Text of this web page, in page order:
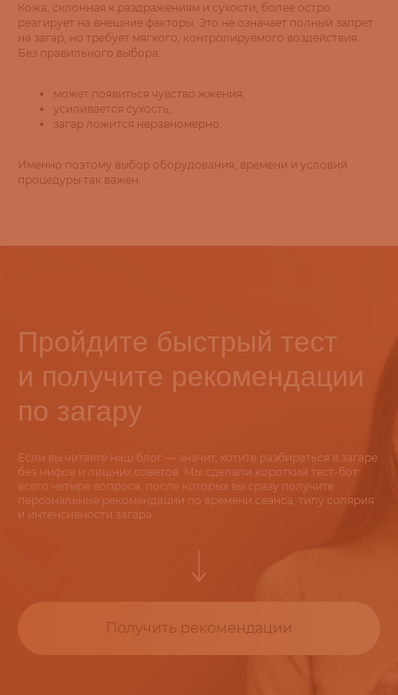
Кожа, склонная к раздражениям и сухости, более остро
реагирует на внешние факторы. Это не означает полный запрет
на загар, но требует мягкого, контролируемого воздействия.
Без правильного выбора:
может появиться чувство жжения,
усиливается сухость,
загар ложится неравномерно.
Именно поэтому выбор оборудования, времени и условий
процедуры так важен.
Пройдите быстрый тест
и получите рекомендации
по загару
Если вы читаете наш блог — значит, хотите разбираться в загаре
без мифов и лишних советов. Мы сделали короткий тест-бот:
всего четыре вопроса, после которых вы сразу получите
персональные рекомендации по времени сеанса, типу солярия
и интенсивности загара
Получить рекомендации